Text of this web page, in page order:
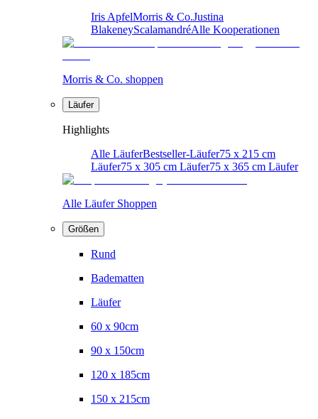
Iris ApfelMorris & Co.Justina
BlakeneyScalamandréAlle Kooperationen
Morris & Co. shoppen
Läufer
Highlights
Alle LäuferBestseller-Läufer75 x 215 cm
Läufer75 x 305 cm Läufer75 x 365 cm Läufer
Alle Läufer Shoppen
Größen
Rund
Badematten
Läufer
60 x 90cm
90 x 150cm
120 x 185cm
150 x 215cm